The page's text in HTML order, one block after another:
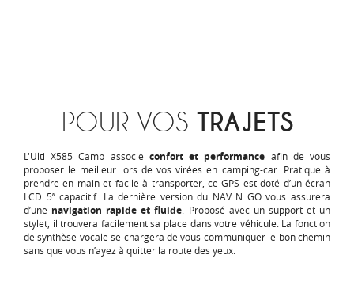
POUR VOSTRAJETS
L'Ulti X585 Camp associe confort et performance afin de vous
proposer le meilleur lors de vos virées en camping-car. Pratique à
prendre en main et facile à transporter, ce GPS est doté d’un écran
LCD 5’’ capacitif. La dernière version du NAV N GO vous assurera
d’une navigation rapide et fluide. Proposé avec un support et un
stylet, il trouvera facilement sa place dans votre véhicule. La fonction
de synthèse vocale se chargera de vous communiquer le bon chemin
sans que vous n’ayez à quitter la route des yeux.